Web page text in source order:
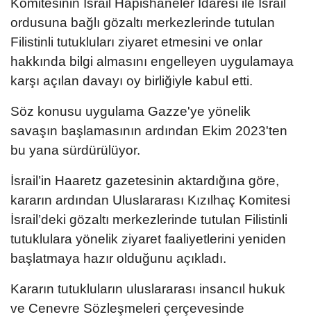
Komitesinin İsrail Hapishaneler İdaresi ile İsrail
ordusuna bağlı gözaltı merkezlerinde tutulan
Filistinli tutukluları ziyaret etmesini ve onlar
hakkında bilgi almasını engelleyen uygulamaya
karşı açılan davayı oy birliğiyle kabul etti.
Söz konusu uygulama Gazze'ye yönelik
savaşın başlamasının ardından Ekim 2023'ten
bu yana sürdürülüyor.
İsrail’in Haaretz gazetesinin aktardığına göre,
kararın ardından Uluslararası Kızılhaç Komitesi
İsrail’deki gözaltı merkezlerinde tutulan Filistinli
tutuklulara yönelik ziyaret faaliyetlerini yeniden
başlatmaya hazır olduğunu açıkladı.
Kararın tutukluların uluslararası insancıl hukuk
ve Cenevre Sözleşmeleri çerçevesinde